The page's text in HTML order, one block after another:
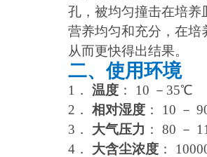
孔，被均匀撞击在培养
营养均匀和充分，在培
从而更快得出结果。
二、使用环境
1． 温度 ： 10 －35℃
2． 相对湿度 ： 10 －
3．
大气压力 ： 80 －
4．
大含尘浓度 ：